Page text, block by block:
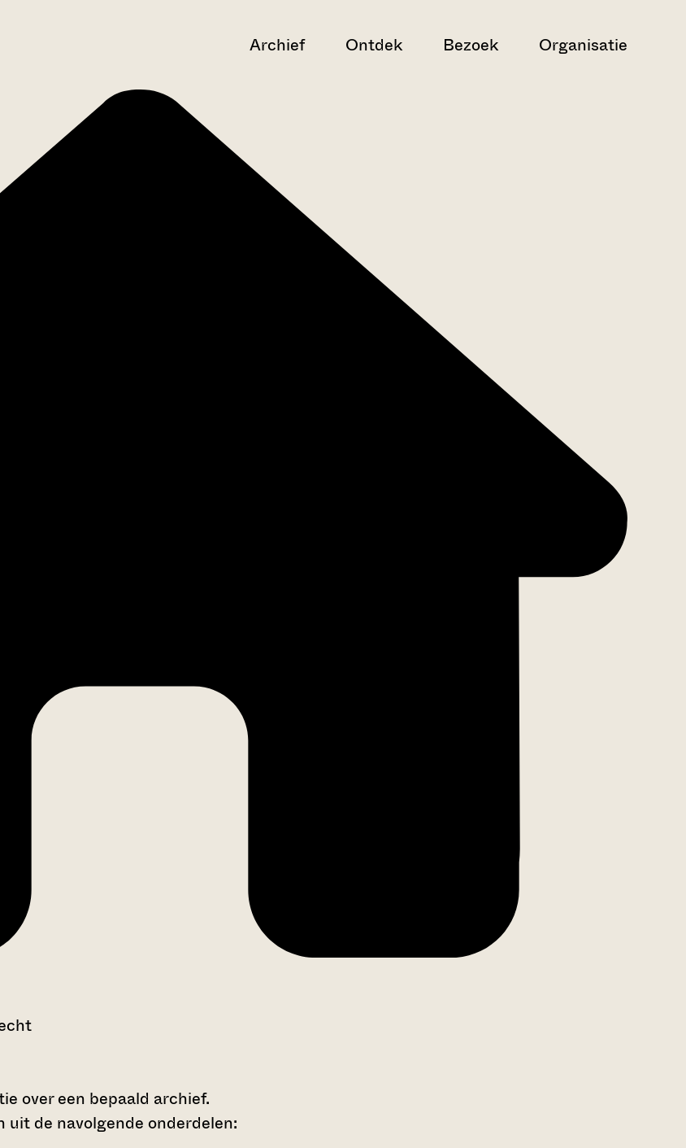
Archief Ontdek Bezoek Organisatie
over een bepaald archief.
de navolgende onderdelen: